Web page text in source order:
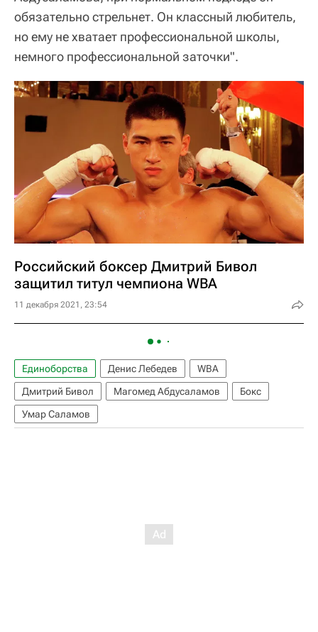
обязательно стрельнет. Он классный любитель,
но ему не хватает профессиональной школы,
немного профессиональной заточки".
Российский боксер Дмитрий Бивол
защитил титул чемпиона WBA
11 декабря 2021, 23:54
Единоборства Денис Лебедев
WBA
Дмитрий Бивол
Магомед Абдусаламов
Бокс
Умар Саламов